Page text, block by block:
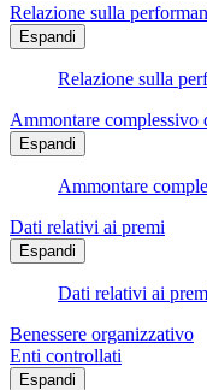
Relazione sulla
Espandi
Relazione sulla
Ammontare complessivo
Espandi
Ammontare
Dati relativi ai premi
Espandi
Dati relativi ai
Benessere organizzativo
Enti controllati
Espandi